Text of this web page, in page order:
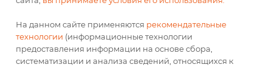
+7 963 350 66 99
b2b@td-ok.ru
На данном сайте применяются рекомендательные
технологии (информационные технологии
предоставления информации на основе сбора,
систематизации и анализа сведений, относящихся к